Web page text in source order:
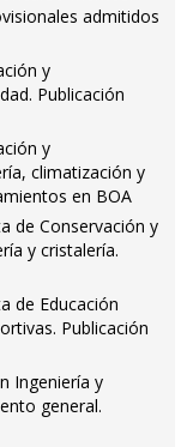
admitidos
y
Publicación
y
climatización y
en BOA
de Conservación y
y cristalería.
de Educación
Publicación
Ingeniería y
general.